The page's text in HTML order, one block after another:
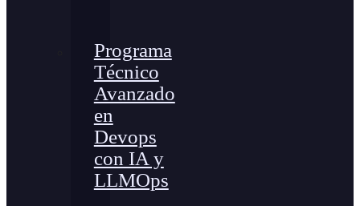
Programa
Técnico
Avanzado
en
Devops
con IA y
LLMOps